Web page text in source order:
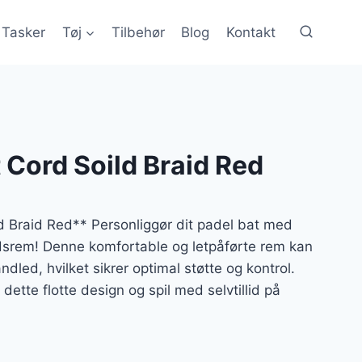
Tasker Tøj Tilbehør Blog Kontakt
Soild Braid Red
Braid Red** Personliggør dit padel bat med
Denne komfortable og letpåførte rem kan
hvilket sikrer optimal støtte og kontrol.
flotte design og spil med selvtillid på